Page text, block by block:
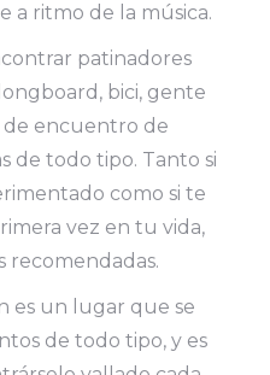
a ritmo de la música.
patinadores
bici, gente
encuentro de
de todo tipo. Tanto si
como si te
vez en tu vida,
recomendadas.
es un lugar que se
de todo tipo, y es